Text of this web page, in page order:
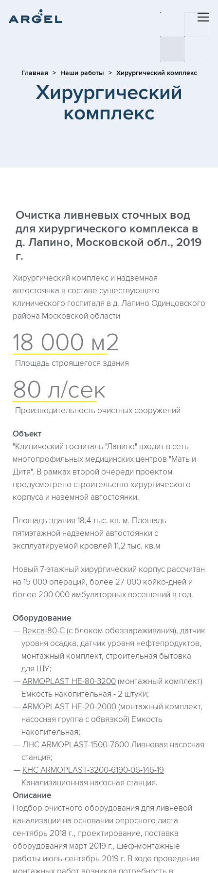
Главная Наши работы Хирургический комплекс
Хирургический
комплекс
Очистка ливневых сточных вод
для хирургического комплекса в
д. Лапино, Московской обл., 2019
г.
Хирургический комплекс и надземная
автостоянка в составе существующего
клинического госпиталя в д. Лапино Одинцовского
района Московской области
18 000 м2
Площадь строящегося здания
80 л/сек
Производительность очистных сооружений
Объект
"Клинический госпиталь "Лапино" входит в сеть
многопрофильных медицинских центров "Мать и
Дитя". В рамках второй очереди проектом
предусмотрено строительство хирургического
корпуса и наземной автостоянки.
Площадь здания 18,4 тыс. кв. м. Площадь
пятиэтажной надземной автостоянки с
эксплуатируемой кровлей 11,2 тыс. кв.м
Новый 7-этажный хирургический корпус рассчитан
на 15 000 операций, более 27 000 койко-дней и
более 200 000 амбулаторных посещений в год.
Оборудование
Векса-80-С (с блоком обеззараживания), датчик
уровня осадка, датчик уровня нефтепродуктов,
монтажный комплект, строительная бытовка
для ШУ;
ARMOPLAST НЕ-80-3200 (монтажный комплект)
Емкость накопительная - 2 штуки;
ARMOPLAST НЕ-20-2000 (монтажный комплект,
насосная группа с обвязкой) Емкость
накопительная;
ЛНС ARMOPLAST-1500-7600 Ливневая насосная
станция;
КНС ARMOPLAST-3200-6190-06-146-19
Канализационная насосная станция.
Описание
Подбор очистного оборудования для ливневой
канализации на основании опросного листа
сентябрь 2018 г., проектирование, поставка
оборудования март 2019 г., шеф-монтажные
работы июль-сентябрь 2019 г. В ходе проведения